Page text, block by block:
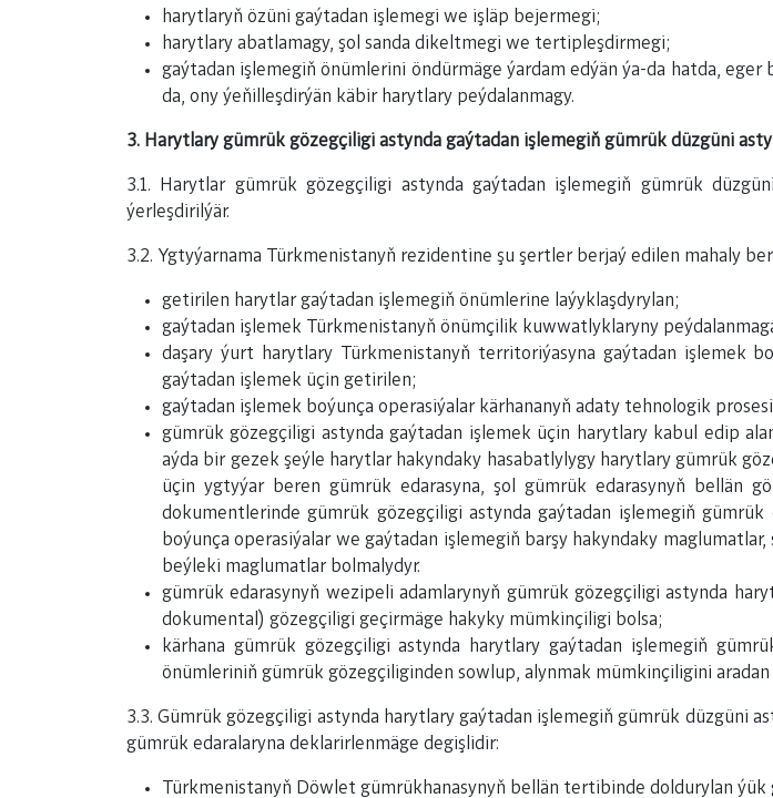
harytlaryň özüni gaýtadan işlemegi we işläp bejermegi;
harytlary abatlamagy, şol sanda dikeltmegi we tertipleşdirmegi;
gaýtadan işlemegiň önümlerini öndürmäge ýardam edýän ýa-da hatda,
da, ony ýeňilleşdirýän käbir harytlary peýdalanmagy.
3. Harytlary gümrük gözegçiligi astynda gaýtadan işlemegiň gümrük düzgüni
3.1. Harytlar gümrük gözegçiligi astynda gaýtadan işlemegiň gümrük
ýerleşdirilýär.
3.2. Ygtyýarnama Türkmenistanyň rezidentine şu şertler berjaý edilen mahaly
getirilen harytlar gaýtadan işlemegiň önümlerine laýyklaşdyrylan;
gaýtadan işlemek Türkmenistanyň önümçilik kuwwatlyklaryny
daşary ýurt harytlary Türkmenistanyň territoriýasyna gaýtadan işlemek
gaýtadan işlemek üçin getirilen;
gaýtadan işlemek boýunça operasiýalar kärhananyň adaty tehnologik
gümrük gözegçiligi astynda gaýtadan işlemek üçin harytlary kabul edip
aýda bir gezek şeýle harytlar hakyndaky hasabatlylygy harytlary gümrük
üçin ygtyýar beren gümrük edarasyna, şol gümrük edarasynyň bellän
dokumentlerinde gümrük gözegçiligi astynda gaýtadan işlemegiň
boýunça operasiýalar we gaýtadan işlemegiň barşy hakyndaky
beýleki maglumatlar bolmalydyr.
gümrük edarasynyň wezipeli adamlarynyň gümrük gözegçiligi astynda
dokumental) gözegçiligi geçirmäge hakyky mümkinçiligi bolsa;
kärhana gümrük gözegçiligi astynda harytlary gaýtadan işlemegiň
önümleriniň gümrük gözegçiliginden sowlup, alynmak mümkinçiligini
3.3. Gümrük gözegçiligi astynda harytlary gaýtadan işlemegiň gümrük düzgüni
gümrük edaralaryna deklarirlenmäge degişlidir:
Türkmenistanyň Döwlet gümrükhanasynyň bellän tertibinde doldurylan ýük